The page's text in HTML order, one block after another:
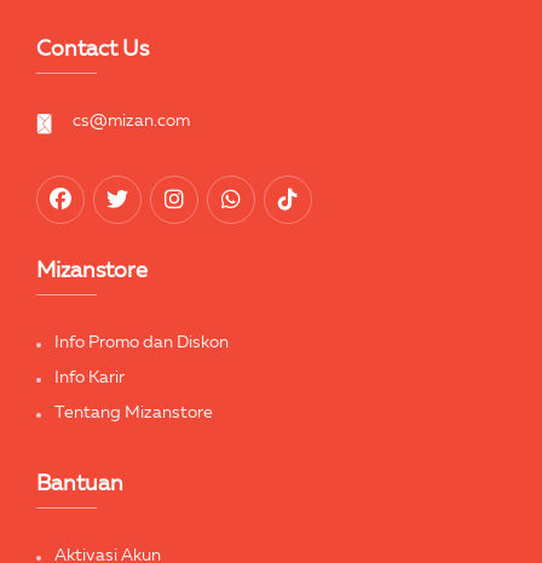
Contact Us
cs@mizan.com
Mizanstore
Info Promo dan Diskon
Info Karir
Tentang Mizanstore
Bantuan
Aktivasi Akun